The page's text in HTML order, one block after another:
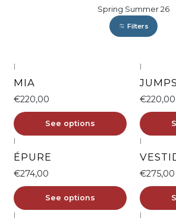
Spring Summer 26
Filters
|
MIA
€220,00
See options
|
€220,00
|
ÉPURE
€274,00
See options
|
€275,00
| |